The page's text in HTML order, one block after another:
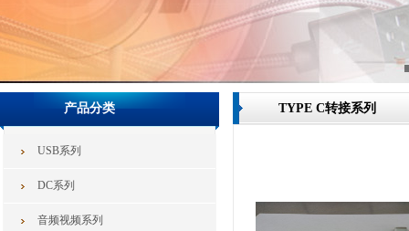
产品分类
USB系列
DC系列
音频视频系列
TYPE C转接系列